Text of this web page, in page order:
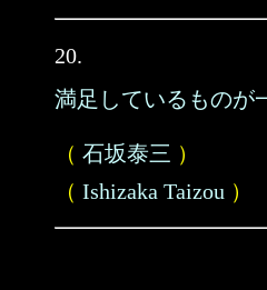
20.
満足しているものが
（ 石坂泰三 ）
（ Ishizaka Taizou ）